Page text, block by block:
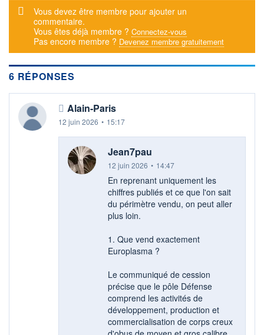
Message d'alerte
Vous devez être membre pour ajouter un
commentaire.
Vous êtes déjà membre ? Connectez-vous
Pas encore membre ? Devenez membre gratuitement
6 RÉPONSES
Alain-Paris
12 juin 2026 • 15:17
Jean7pau
12 juin 2026 • 14:47
En reprenant uniquement les
chiffres publiés et ce que l'on sait
du périmètre vendu, on peut aller
plus loin.
1. Que vend exactement
Europlasma ?
Le communiqué de cession
précise que le pôle Défense
comprend les activités de
développement, production et
commercialisation de corps creux